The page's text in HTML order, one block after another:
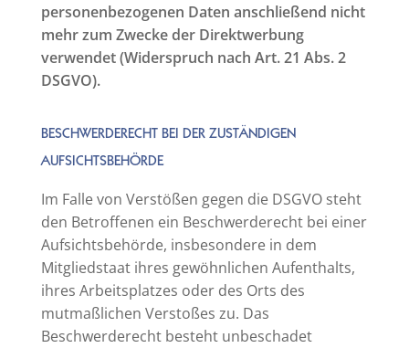
personenbezogenen Daten anschließend nicht
mehr zum Zwecke der Direktwerbung
verwendet (Widerspruch nach Art. 21 Abs. 2
DSGVO).
BESCHWERDERECHT BEI DER ZUSTÄNDIGEN
AUFSICHTSBEHÖRDE
Im Falle von Verstößen gegen die DSGVO steht
den Betroffenen ein Beschwerderecht bei einer
Aufsichtsbehörde, insbesondere in dem
Mitgliedstaat ihres gewöhnlichen Aufenthalts,
ihres Arbeitsplatzes oder des Orts des
mutmaßlichen Verstoßes zu. Das
Beschwerderecht besteht unbeschadet